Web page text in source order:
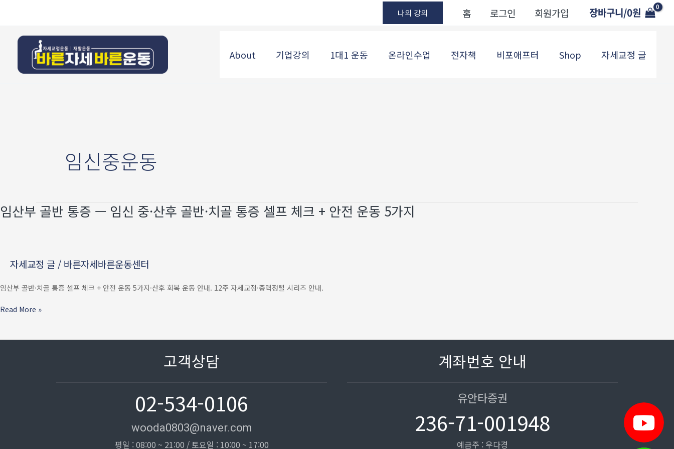
나의 강의 홈 로그인 회원가입 장바구니/0원
About 기업강의 1대1 운동 온라인수업 전자책 비포애프터 Shop 자세교정 글
임신중운동
임산부 골반 통증 — 임신 중·산후 골반·치골 통증 셀프 체크 + 안전 운동 5가지
자세교정 글 / 바른자세바른운동센터
임산부 골반·치골 통증 셀프 체크 + 안전 운동 5가지·산후 회복 운동 안내. 12주 자세교정·중력정렬 시리즈 안내.
임산부
골반
산후
·
셀프
Read More »
고객상담
02-534-0106
wooda0803@naver.com
평일 : 08:00 ~ 21:00 / 토요일 : 10:00 ~ 17:00
계좌번호 안내
유안타증권
236-71-001948
예금주 : 우다경